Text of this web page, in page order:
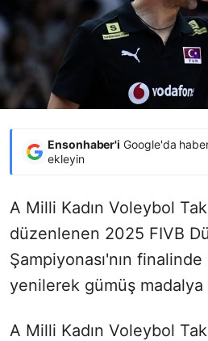
Ensonhaber'i Google'da
ekleyin
A Milli Kadın Voleybol
düzenlenen 2025 FIVB
Şampiyonası'nın
yenilerek gümüş madalya
A Milli Kadın Voleybol